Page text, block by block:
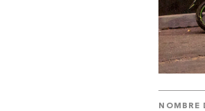
NOMBRE